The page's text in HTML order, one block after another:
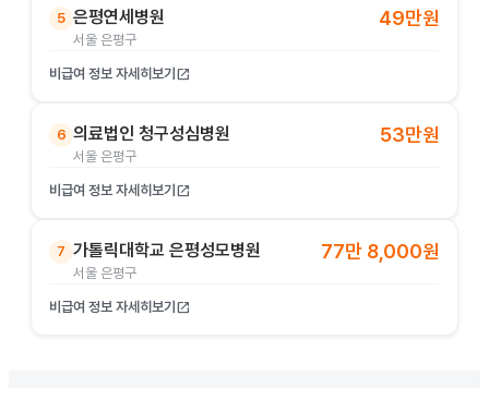
5 은평연세병원
서울 은평구
49만원
비급여 정보 자세히보기 open_in_new
6 의료법인 청구성심병원
서울 은평구
53만원
비급여 정보 자세히보기 open_in_new
7 가톨릭대학교 은평성모병원
서울 은평구
77만 8,000원
비급여 정보 자세히보기 open_in_new